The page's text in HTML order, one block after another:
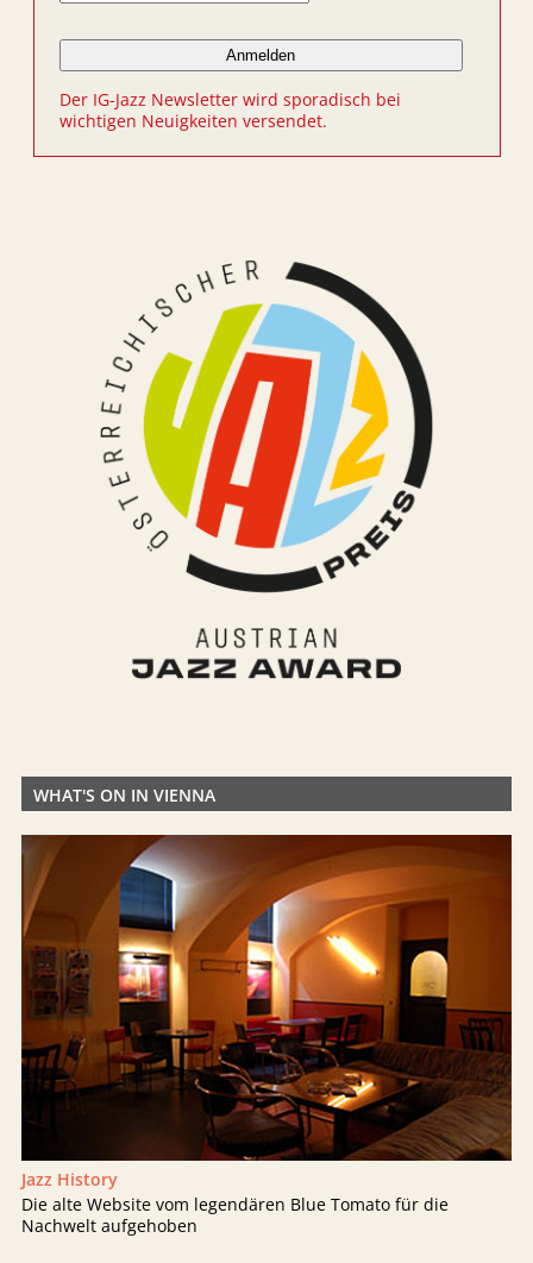
Der IG-Jazz Newsletter wird sporadisch bei
wichtigen Neuigkeiten versendet.
WHAT'S ON IN VIENNA
Jazz History
Die alte Website vom legendären Blue Tomato für die
Nachwelt aufgehoben